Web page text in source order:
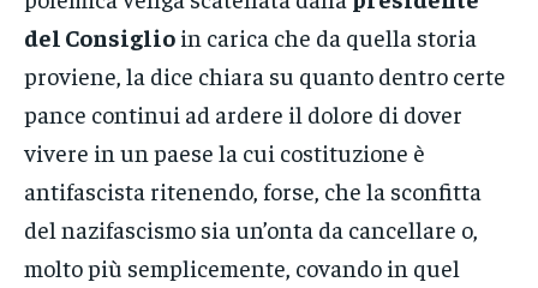
del Consiglio in carica che da quella storia
proviene, la dice chiara su quanto dentro certe
pance continui ad ardere il dolore di dover
vivere in un paese la cui costituzione è
antifascista ritenendo, forse, che la sconfitta
del nazifascismo sia un’onta da cancellare o,
molto più semplicemente, covando in quel